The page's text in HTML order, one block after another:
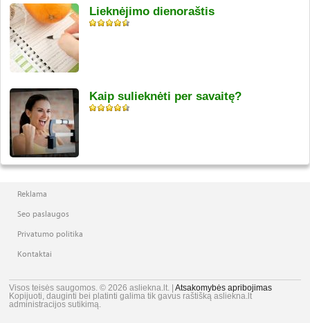
Lieknėjimo dienoraštis
Kaip sulieknėti per savaitę?
Reklama
Seo paslaugos
Privatumo politika
Kontaktai
Visos teisės saugomos. © 2026 asliekna.lt. |Atsakomybės apribojimas
Kopijuoti, dauginti bei platinti galima tik gavus raštišką asliekna.lt
administracijos sutikimą.